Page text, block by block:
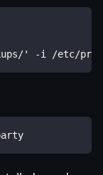
' -i /etc/